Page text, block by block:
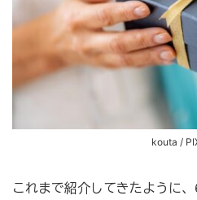
kouta /
これまで紹介してきたように